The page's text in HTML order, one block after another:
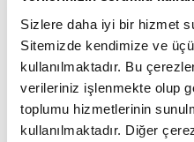
Sizlere daha iyi bir hizmet
Sitemizde kendimize ve
kullanılmaktadır. Bu
verileriniz işlenmekte olup
toplumu hizmetlerinin
kullanılmaktadır. Diğer
İLGİNİZİ